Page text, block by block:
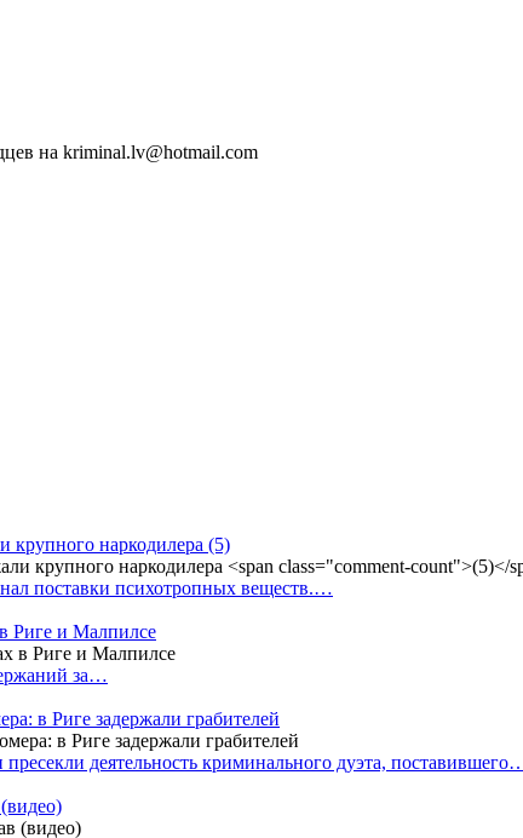
на kriminal.lv@hotmail.com
крупного наркодилера (5)
поставки психотропных веществ.…
Риге и Малпилсе
за…
в Риге задержали грабителей
деятельность криминального дуэта,